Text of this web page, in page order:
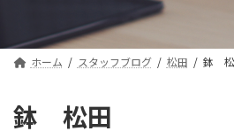
ホーム スタッフブログ 松田 鉢
鉢 松田